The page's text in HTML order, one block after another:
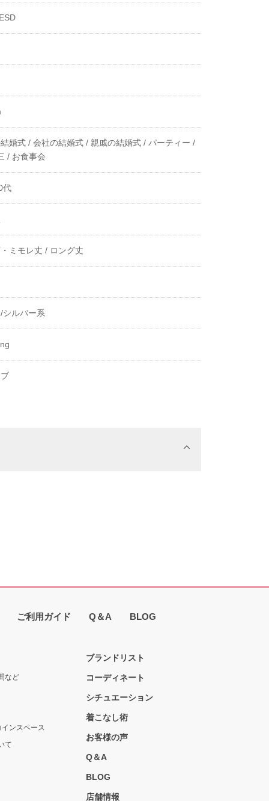
婚式 / 会社の結婚式 / 親戚の結婚式 / パーティー /
/ お食事会
代
ミモレ丈 / ロング丈
シルバー系
ご利用ガイド Q＆A BLOG
など
ンスペース
て
ブランドリスト
コーディネート
シチュエーション
着こなし術
お客様の声
Q＆A
BLOG
店舗情報